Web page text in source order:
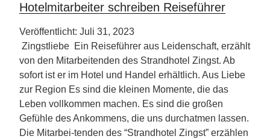
Hotelmitarbeiter schreiben Reiseführer
Veröffentlicht: Juli 31, 2023
Zingstliebe Ein Reiseführer aus Leidenschaft, erzählt
von den Mitarbeitenden des Strandhotel Zingst. Ab
sofort ist er im Hotel und Handel erhältlich. Aus Liebe
zur Region Es sind die kleinen Momente, die das
Leben vollkommen machen. Es sind die großen
Gefühle des Ankommens, die uns durchatmen lassen.
Die Mitarbei-tenden des “Strandhotel Zingst” erzählen